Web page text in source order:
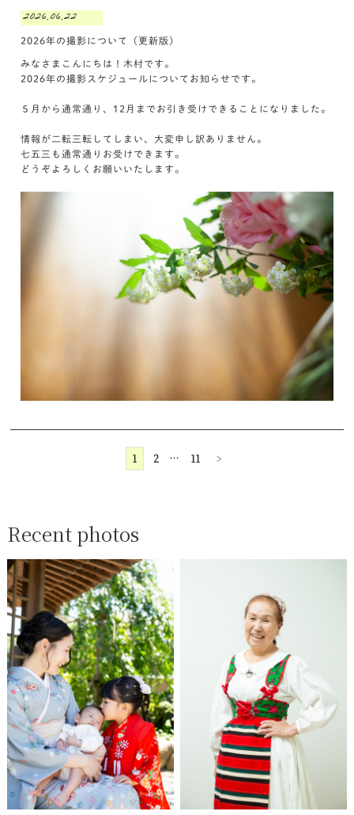
2026.06.22
2026年の撮影について（更新版）
みなさまこんにちは！木村です。
2026年の撮影スケジュールについてお知らせです。
５月から通常通り、12月までお引き受けできることになりました。
情報が二転三転してしまい、大変申し訳ありません。
七五三も通常通りお受けできます。
どうぞよろしくお願いいたします。
1 2 … 11 >
Recent photos